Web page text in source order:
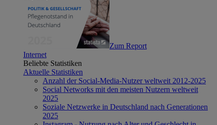
Zum Report
Internet
Beliebte Statistiken
Aktuelle Statistiken
Anzahl der Social-Media-Nutzer weltweit 2012-2025
Social Networks mit den meisten Nutzern weltweit
2025
Soziale Netzwerke in Deutschland nach Generationen
2025